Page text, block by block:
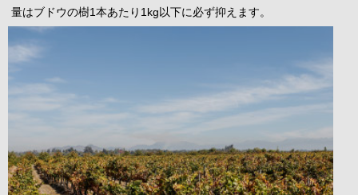
量はブドウの樹1本あたり1kg以下に必ず抑えます。